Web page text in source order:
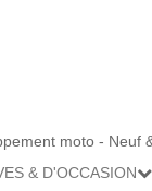
moto - Neuf
& D'OCCASION